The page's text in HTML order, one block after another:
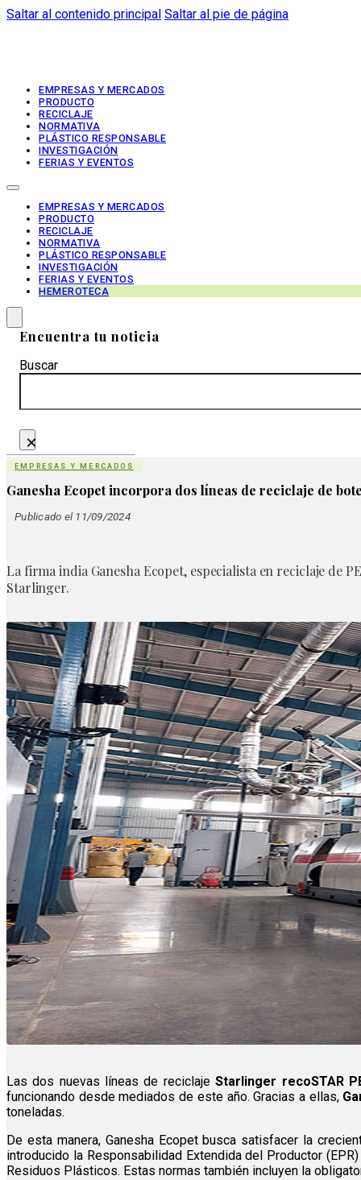
Saltar al contenido principal Saltar al pie de página
EMPRESAS Y MERCADOS
PRODUCTO
RECICLAJE
NORMATIVA
PLÁSTICO RESPONSABLE
INVESTIGACIÓN
FERIAS Y EVENTOS
EMPRESAS Y MERCADOS
PRODUCTO
RECICLAJE
NORMATIVA
PLÁSTICO RESPONSABLE
INVESTIGACIÓN
FERIAS Y EVENTOS
HEMEROTECA
Encuentra tu noticia
Buscar
×
EMPRESAS Y MERCADOS
Ganesha Ecopet incorpora dos líneas de reciclaje de
Publicado el 11/09/2024
La firma india Ganesha Ecopet, especialista en reciclaje de
Starlinger.
Las dos nuevas líneas de reciclajeStarlinger recoSTAR
funcionando desde mediados de este año. Gracias a ellas,
toneladas.
De esta manera, Ganesha Ecopet busca satisfacer la
introducido la Responsabilidad Extendida del Productor
Residuos Plásticos. Estas normas también incluyen la